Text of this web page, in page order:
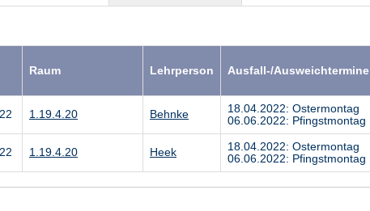
Raum Lehrperson Ausfall-/Ausweichtermine
1.19.4.20 Behnke
18.04.2022: Ostermontag
06.06.2022: Pfingstmontag
1.19.4.20 Heek
18.04.2022: Ostermontag
06.06.2022: Pfingstmontag